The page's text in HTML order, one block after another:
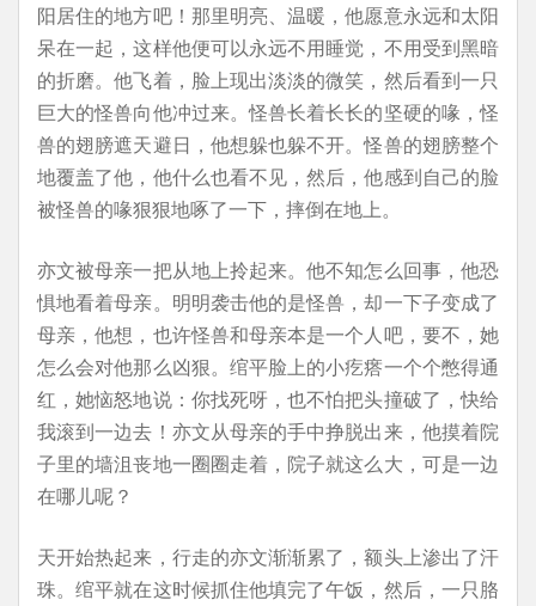
阳居住的地方吧！那里明亮、温暖，他愿意永远和太阳
呆在一起，这样他便可以永远不用睡觉，不用受到黑暗
的折磨。他飞着，脸上现出淡淡的微笑，然后看到一只
巨大的怪兽向他冲过来。怪兽长着长长的坚硬的喙，怪
兽的翅膀遮天避日，他想躲也躲不开。怪兽的翅膀整个
地覆盖了他，他什么也看不见，然后，他感到自己的脸
被怪兽的喙狠狠地啄了一下，摔倒在地上。
亦文被母亲一把从地上拎起来。他不知怎么回事，他恐
惧地看着母亲。明明袭击他的是怪兽，却一下子变成了
母亲，他想，也许怪兽和母亲本是一个人吧，要不，她
怎么会对他那么凶狠。绾平脸上的小疙瘩一个个憋得通
红，她恼怒地说：你找死呀，也不怕把头撞破了，快给
我滚到一边去！亦文从母亲的手中挣脱出来，他摸着院
子里的墙沮丧地一圈圈走着，院子就这么大，可是一边
在哪儿呢？
天开始热起来，行走的亦文渐渐累了，额头上渗出了汗
珠。绾平就在这时候抓住他填完了午饭，然后，一只胳